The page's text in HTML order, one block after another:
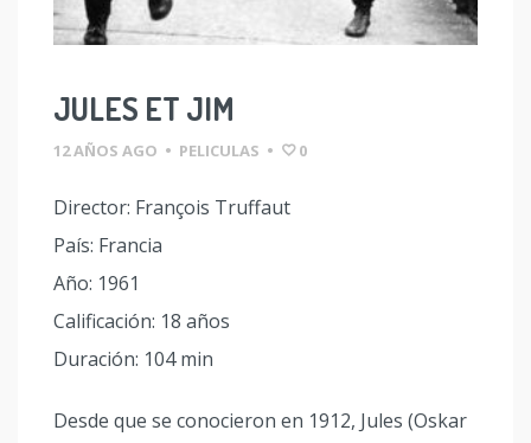
JULES ET JIM
12 AÑOS AGO • PELICULAS • 0
Director: François Truffaut
País: Francia
Año: 1961
Calificación: 18 años
Duración: 104 min
Desde que se conocieron en 1912, Jules (Oskar